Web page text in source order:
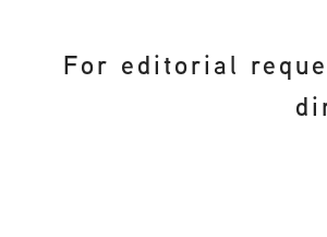
For editorial